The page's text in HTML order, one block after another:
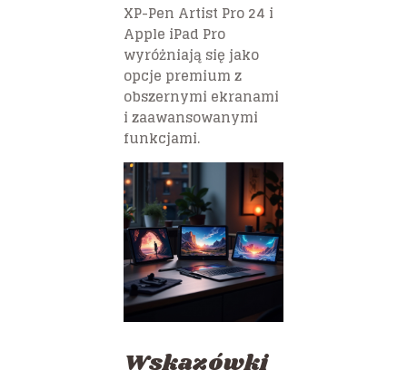
XP-Pen Artist Pro 24 i
Apple iPad Pro
wyróżniają się jako
opcje premium z
obszernymi ekranami
i zaawansowanymi
funkcjami.
Wskazówki